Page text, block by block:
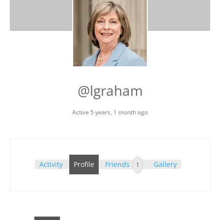
@lgraham
Active 5 years, 1 month ago
Activity Profile Friends 1 Gallery